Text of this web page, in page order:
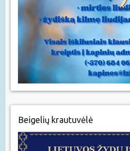
Beigelių krautuvėlė